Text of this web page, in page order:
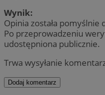
Wynik:
Opinia została pomyślnie
Po przeprowadzeniu
udostępniona publicznie.
Trwa wysyłanie
Dodaj komentarz